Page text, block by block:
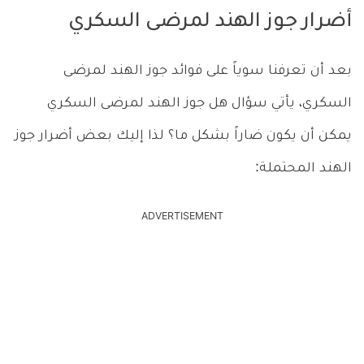
أضرار جوز الهند لمرضى السكري
بعد أن تعرفنا سوياً على فوائد جوز الهند لمرضى
السكري، يأتي سؤال هل جوز الهند لمرضى السكري
يمكن أن يكون ضاراً بشكل ما؟ لذا إليك بعض أضرار جوز
الهند المحتملة:
ADVERTISEMENT